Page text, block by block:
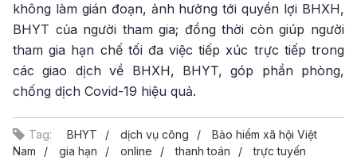
không làm gián đoạn, ảnh hưởng tới quyền lợi BHXH,
BHYT của người tham gia; đồng thời còn giúp người
tham gia hạn chế tối đa việc tiếp xúc trực tiếp trong
các giao dịch về BHXH, BHYT, góp phần phòng,
chống dịch Covid-19 hiệu quả.
Tag: BHYT dịch vụ công
Bảo hiểm xã hội Việt
Nam
gia hạn online thanh toán trực tuyến